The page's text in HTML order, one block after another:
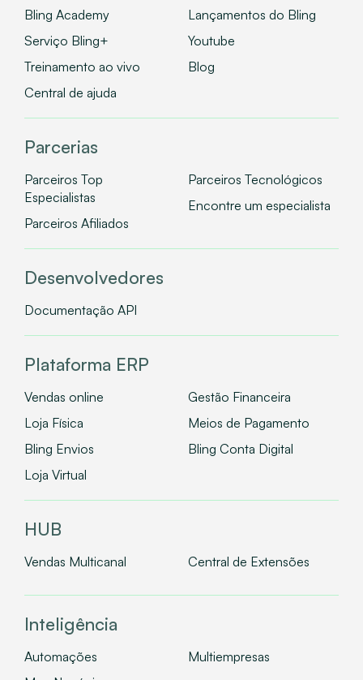
Bling Academy
Serviço Bling+
Treinamento ao vivo
Central de ajuda
Lançamentos do Bling
Youtube
Blog
Parcerias
Parceiros Top
Especialistas
Parceiros Afiliados
Parceiros Tecnológicos
Encontre um especialista
Desenvolvedores
Documentação API
Plataforma ERP
Vendas online
Loja Física
Bling Envios
Loja Virtual
Gestão Financeira
Meios de Pagamento
Bling Conta Digital
HUB
Vendas Multicanal Central de Extensões
Inteligência
Automações
Multiempresas